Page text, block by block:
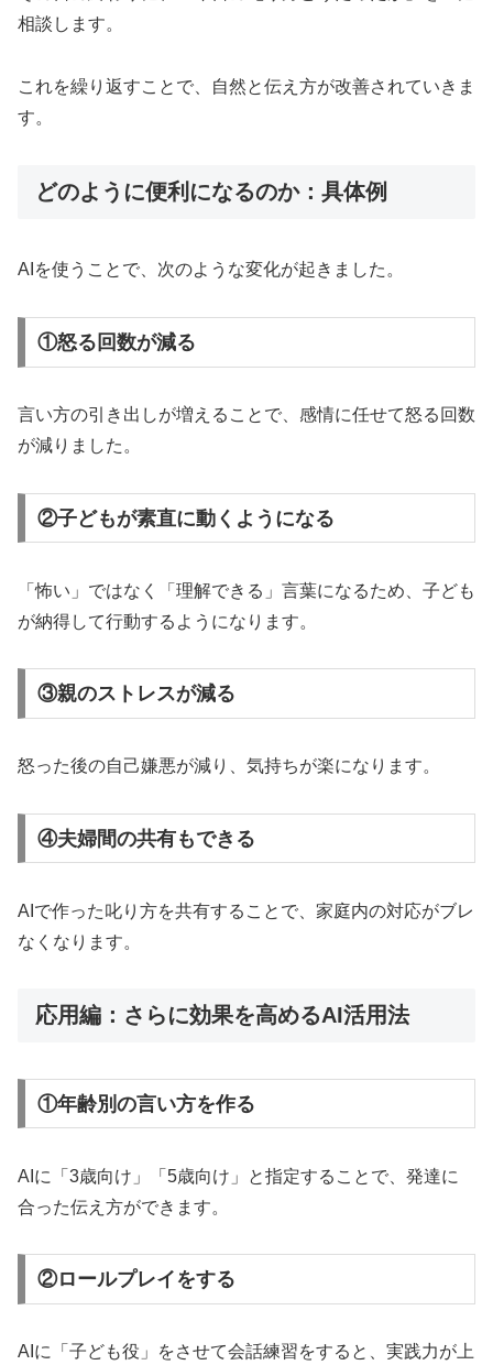
相談します。
これを繰り返すことで、自然と伝え方が改善されていきま
す。
どのように便利になるのか：具体例
AIを使うことで、次のような変化が起きました。
①怒る回数が減る
言い方の引き出しが増えることで、感情に任せて怒る回数
が減りました。
②子どもが素直に動くようになる
「怖い」ではなく「理解できる」言葉になるため、子ども
が納得して行動するようになります。
③親のストレスが減る
怒った後の自己嫌悪が減り、気持ちが楽になります。
④夫婦間の共有もできる
AIで作った叱り方を共有することで、家庭内の対応がブレ
なくなります。
応用編：さらに効果を高めるAI活用法
①年齢別の言い方を作る
AIに「3歳向け」「5歳向け」と指定することで、発達に
合った伝え方ができます。
②ロールプレイをする
AIに「子ども役」をさせて会話練習をすると、実践力が上